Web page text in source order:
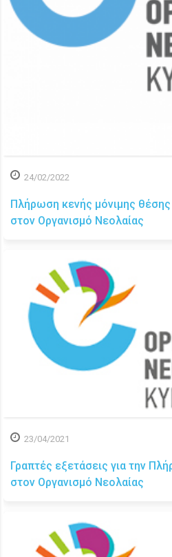
24/02/2022
Πλήρωση κενής μόνιμης
στον Οργανισμό Νεολαίας
23/04/2021
Γραπτές εξετάσεις για την
στον Οργανισμό Νεολαίας